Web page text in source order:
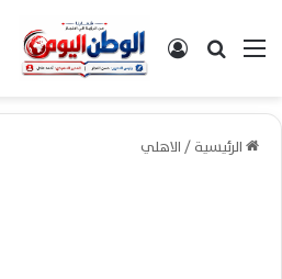
القائمةبحث عن تسجيل الدخول
الرئيسية/الاهلي